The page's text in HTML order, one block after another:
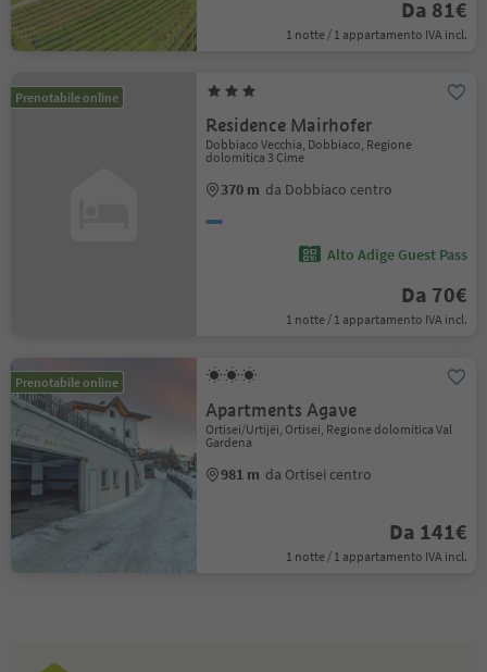
Da 81€
1 notte / 1 appartamento IVA incl.
Prenotabile online
Residence Mairhofer
Dobbiaco Vecchia, Dobbiaco, Regione
dolomitica 3 Cime
370 m da Dobbiaco centro
Alto Adige Guest Pass
Da 70€
1 notte / 1 appartamento IVA incl.
Prenotabile online
Apartments Agave
Ortisei/Urtijëi, Ortisei, Regione dolomitica Val
Gardena
981 m da Ortisei centro
Da 141€
1 notte / 1 appartamento IVA incl.